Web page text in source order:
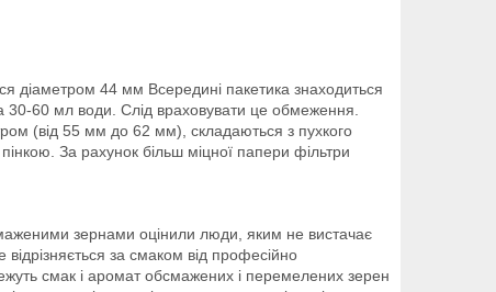
діаметром 44 мм Всередині пакетика знаходиться
30-60 мл води. Слід враховувати це обмеження.
(від 55 мм до 62 мм), складаються з пухкого
За рахунок більш міцної папери фільтри
зернами оцінили люди, яким не вистачає
за смаком від професійно
смак і аромат обсмажених і перемелених зерен